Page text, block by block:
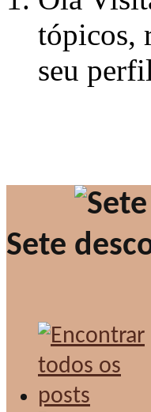
tópicos,
seu
Sete